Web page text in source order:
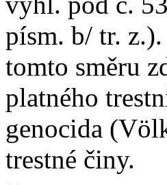
písm. b/ tr.
tomto směru
platného
genocida
trestné činy.